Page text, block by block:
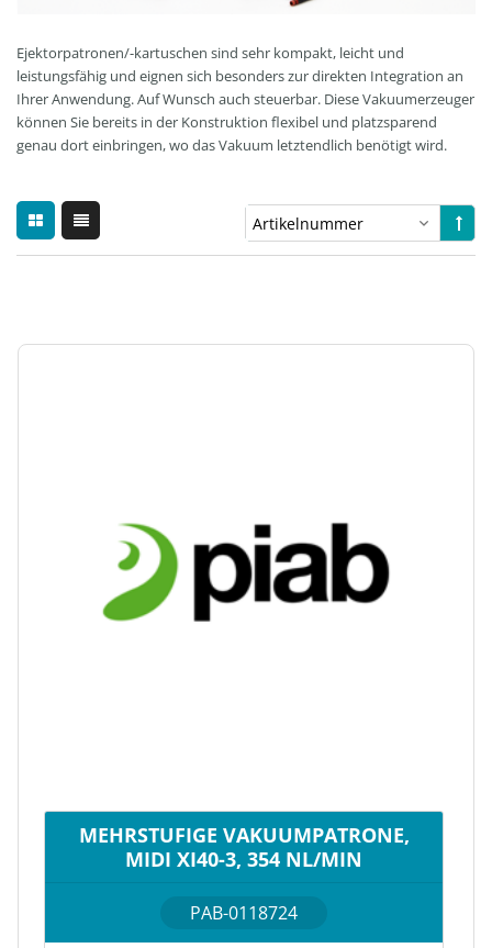
Ejektorpatronen/-kartuschen sind sehr kompakt, leicht und
leistungsfähig und eignen sich besonders zur direkten Integration an
Ihrer Anwendung. Auf Wunsch auch steuerbar. Diese Vakuumerzeuger
können Sie bereits in der Konstruktion flexibel und platzsparend
genau dort einbringen, wo das Vakuum letztendlich benötigt wird.
MEHRSTUFIGE VAKUUMPATRONE,
MIDI XI40-3, 354 NL/MIN
PAB-0118724